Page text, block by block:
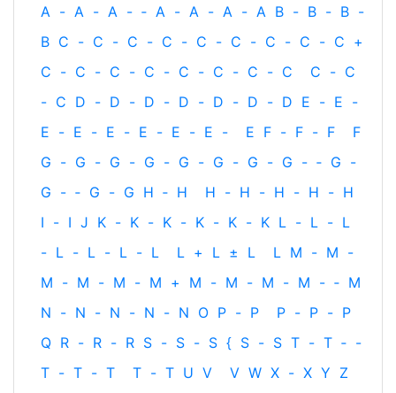
A - A - A - ‐ A - A - A - A B - B - B -
B C - C - C - C - C - C - C - C - C +
C - C - C - C - C - C - C - C C - C
- C D - D - D - D - D - D - D E - E -
E - E - E - E - E - E - E F - F - F
F
G - G - G - G - G - G - G - G - ‐ G -
G - ‐ G - G H ‐ H H - H - H - H - H
I - I J K - K - K - K - K - K L - L - L
- L - L - L - L L + L ± L L M - M -
M - M - M - M + M - M - M - M - ‐ M
N - N - N - N - N O P - P P - P - P
Q R - R - R S - S - S { S - S T - T ‐ -
T - T - T T - T U V V W X - X Y Z